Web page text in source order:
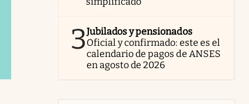
3Jubilados y pensionados
Oficial y confirmado: este es el
calendario de pagos de ANSES
en agosto de 2026